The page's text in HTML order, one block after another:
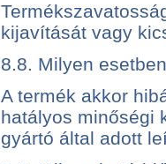
kijavítását vagy
8.8. Milyen
A termék akkor
hatályos minőségi
gyártó által adott